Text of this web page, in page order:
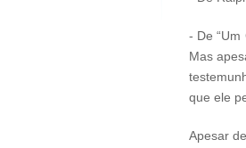
- De
Mas
que ele
Apesar